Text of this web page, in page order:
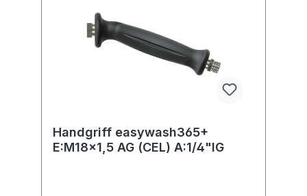
Handgriff easywash365+
E:M18x1,5 AG (CEL) A:1/4"IG